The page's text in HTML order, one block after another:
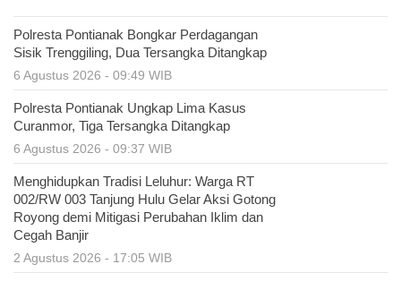
Polresta Pontianak Bongkar Perdagangan
Sisik Trenggiling, Dua Tersangka Ditangkap
6 Agustus 2026 - 09:49 WIB
Polresta Pontianak Ungkap Lima Kasus
Curanmor, Tiga Tersangka Ditangkap
6 Agustus 2026 - 09:37 WIB
Menghidupkan Tradisi Leluhur: Warga RT
002/RW 003 Tanjung Hulu Gelar Aksi Gotong
Royong demi Mitigasi Perubahan Iklim dan
Cegah Banjir
2 Agustus 2026 - 17:05 WIB